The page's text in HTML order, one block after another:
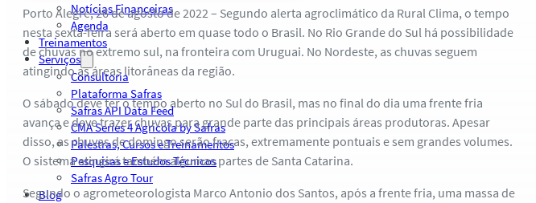
Notícias Financeiras
Agenda
Treinamentos
Serviços
Consultoria
Plataforma Safras
Safras API Data Feed
CMA Series 4 Agrícola by Safras
Palestras, Cursos e Treinamentos
Pesquisas e Estudos Técnicos
Safras Agro Tour
Blog
Porto Alegre, 26 de agosto de 2022 – Segundo alerta agroclimático da Rural Clima, o tempo
nesta sexta-feira será aberto em quase todo o Brasil. No Rio Grande do Sul há possibilidade
de chuvas no extremo sul, na fronteira com Uruguai. No Nordeste, as chuvas seguem
atingindo as áreas litorâneas da região.
O sábado deve ter o tempo aberto no Sul do Brasil, mas no final do dia uma frente fria
avança e deve trazer chuvas para grande parte das principais áreas produtoras. Apesar
disso, as chuvas de domingo serão fracas, extremamente pontuais e sem grandes volumes.
O sistema atingirá também algumas partes de Santa Catarina.
Segundo o agrometeorologista Marco Antonio dos Santos, após a frente fria, uma massa de